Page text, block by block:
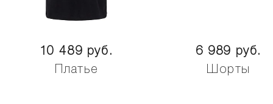
10 489 руб.
Платье
6 989 руб.
Шорты